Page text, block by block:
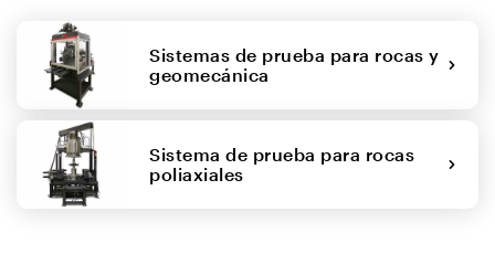
Sistemas de prueba para rocas y
geomecánica
Sistema de prueba para rocas
poliaxiales